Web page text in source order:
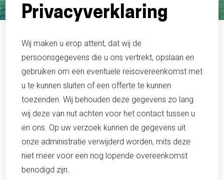
Privacyverklaring
Wij maken u erop attent, dat wij de
persoonsgegevens die u ons vertrekt, opslaan en
gebruiken om een eventuele reisovereenkomst met
u te kunnen sluiten of een offerte te kunnen
toezenden. Wij behouden deze gegevens zo lang
wij deze van nut achten voor het contact tussen u
en ons. Op uw verzoek kunnen de gegevens uit
onze administratie verwijderd worden, mits deze
niet meer voor een nog lopende overeenkomst
benodigd zijn.